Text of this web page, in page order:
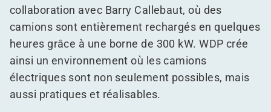
collaboration avec Barry Callebaut, où des
camions sont entièrement rechargés en quelques
heures grâce à une borne de 300 kW. WDP crée
ainsi un environnement où les camions
électriques sont non seulement possibles, mais
aussi pratiques et réalisables.